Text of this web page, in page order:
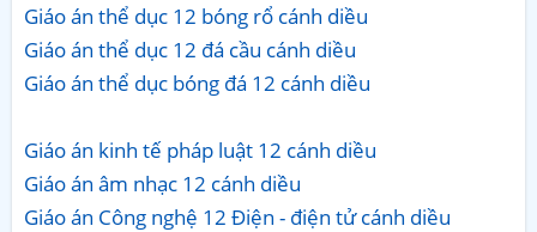
Giáo án thể dục 12 bóng rổ cánh diều
Giáo án thể dục 12 đá cầu cánh diều
Giáo án thể dục bóng đá 12 cánh diều
Giáo án kinh tế pháp luật 12 cánh diều
Giáo án âm nhạc 12 cánh diều
Giáo án Công nghệ 12 Điện - điện tử cánh diều